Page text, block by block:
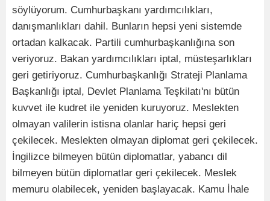
söylüyorum. Cumhurbaşkanı yardımcılıkları,
danışmanlıkları dahil. Bunların hepsi yeni sistemde
ortadan kalkacak. Partili cumhurbaşkanlığına son
veriyoruz. Bakan yardımcılıkları iptal, müsteşarlıkları
geri getiriyoruz. Cumhurbaşkanlığı Strateji Planlama
Başkanlığı iptal, Devlet Planlama Teşkilatı'nı bütün
kuvvet ile kudret ile yeniden kuruyoruz. Meslekten
olmayan valilerin istisna olanlar hariç hepsi geri
çekilecek. Meslekten olmayan diplomat geri çekilecek.
İngilizce bilmeyen bütün diplomatlar, yabancı dil
bilmeyen bütün diplomatlar geri çekilecek. Meslek
memuru olabilecek, yeniden başlayacak. Kamu İhale